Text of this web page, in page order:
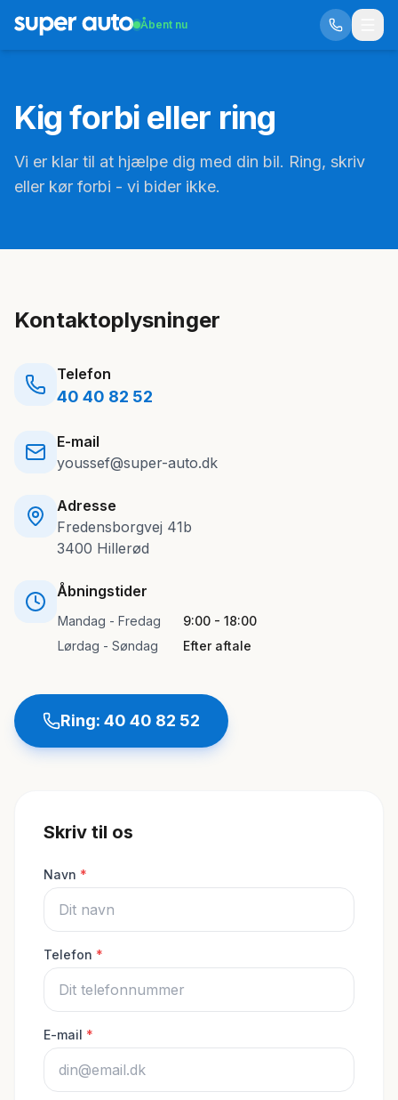
Åbent nu
Kig forbi eller ring
Vi er klar til at hjælpe dig med din bil. Ring, skriv
eller kør forbi - vi bider ikke.
Kontaktoplysninger
Telefon
40 40 82 52
E-mail
youssef@super-auto.dk
Adresse
Fredensborgvej 41b
3400 Hillerød
Åbningstider
Mandag - Fredag
9:00 - 18:00
Lørdag - Søndag
Efter aftale
Ring: 40 40 82 52
Skriv til os
Navn *
Telefon *
E-mail *